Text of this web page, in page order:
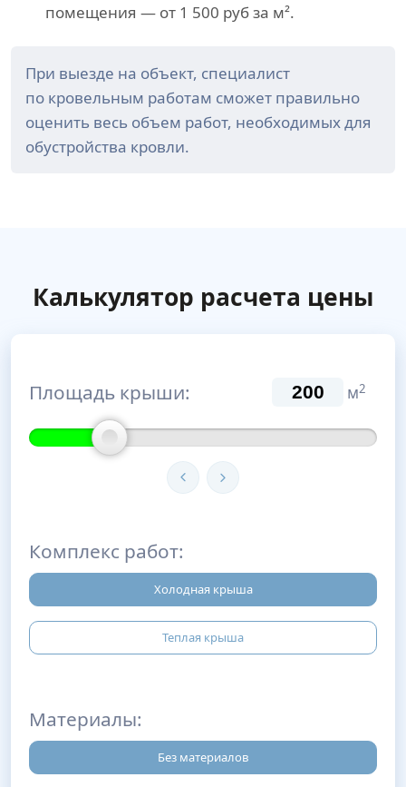
помещения — от 1 500 руб за м².
При выезде на объект, специалист
по кровельным работам сможет правильно
оценить весь объем работ, необходимых для
обустройства кровли.
Калькулятор расчета цены
Площадь крыши: м2
Комплекс работ:
Холодная крыша
Теплая крыша
Материалы:
Без материалов